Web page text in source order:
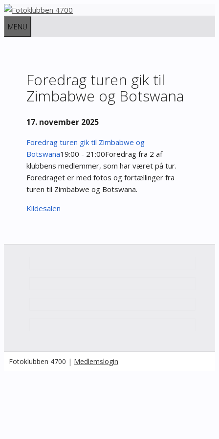
Hop
MENU
Foredrag turen gik til
Zimbabwe og Botswana
17. november 2025
Foredrag turen gik til Zimbabwe og
Botswana19:00 - 21:00Foredrag fra 2 af
klubbens medlemmer, som har været på tur.
Foredraget er med fotos og fortællinger fra
turen til Zimbabwe og Botswana.
Kildesalen
Fotoklubben 4700 | Medlemslogin